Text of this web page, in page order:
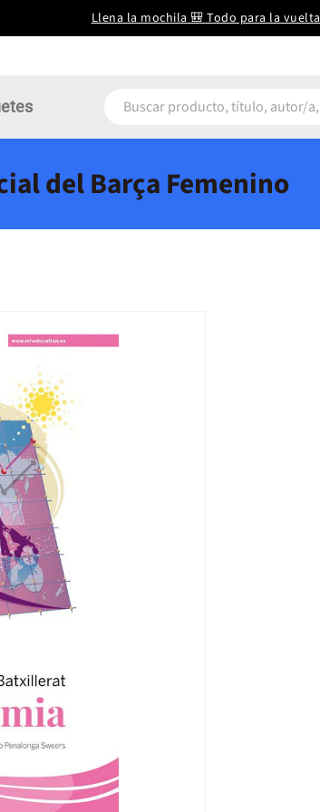
Llena la mochila 🎒 Todo para la vuelta
del Barça Femenino